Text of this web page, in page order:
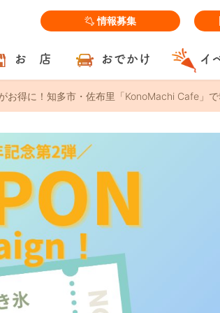
情報募集
お 店 おでかけ イ
お得に！知多市・佐布里「KonoMachi Cafe